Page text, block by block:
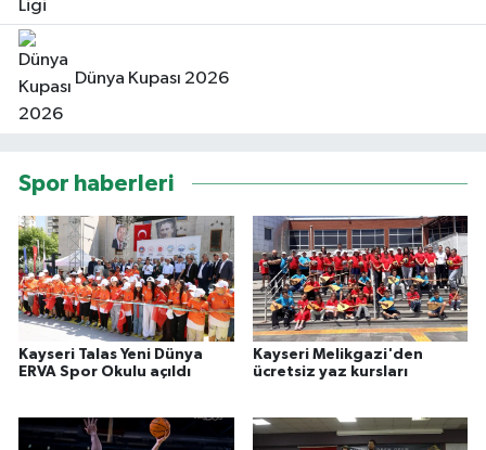
Dünya Kupası 2026
Spor haberleri
Kayseri Talas Yeni Dünya
ERVA Spor Okulu açıldı
Kayseri Melikgazi'den
ücretsiz yaz kursları